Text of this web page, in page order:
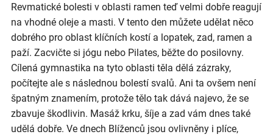
Revmatické bolesti v oblasti ramen teď velmi dobře reagují
na vhodné oleje a masti. V tento den můžete udělat něco
dobrého pro oblast klíčních kostí a lopatek, zad, ramen a
paží. Zacvičte si jógu nebo Pilates, běžte do posilovny.
Cílená gymnastika na tyto oblasti těla dělá zázraky,
počítejte ale s následnou bolestí svalů. Ani ta ovšem není
špatným znamením, protože tělo tak dává najevo, že se
zbavuje škodlivin. Masáž krku, šíje a zad vám dnes také
udělá dobře. Ve dnech Blíženců jsou ovlivněny i plíce,